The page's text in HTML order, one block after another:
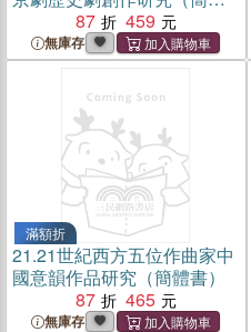
87 459
無庫存
滿額折
21.21世紀西方五位作曲家中
國意韻作品研究（簡體書）
87
465
無庫存